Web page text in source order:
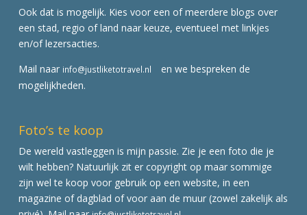
Ook dat is mogelijk. Kies voor een of meerdere blogs over
een stad, regio of land naar keuze, eventueel met linkjes
en/of lezersacties.
Mail naar info@justliketotravel.nl
en we bespreken de
mogelijkheden.
Foto’s te koop
De wereld vastleggen is mijn passie. Zie je een foto die je
wilt hebben? Natuurlijk zit er copyright op maar sommige
zijn wel te koop voor gebruik op een website, in een
magazine of dagblad of voor aan de muur (zowel zakelijk als